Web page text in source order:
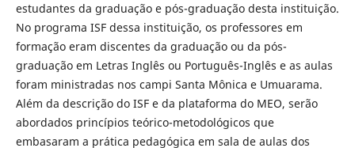
estudantes da graduação e pós-graduação desta instituição.
No programa ISF dessa instituição, os professores em
formação eram discentes da graduação ou da pós-
graduação em Letras Inglês ou Português-Inglês e as aulas
foram ministradas nos campi Santa Mônica e Umuarama.
Além da descrição do ISF e da plataforma do MEO, serão
abordados princípios teórico-metodológicos que
embasaram a prática pedagógica em sala de aulas dos